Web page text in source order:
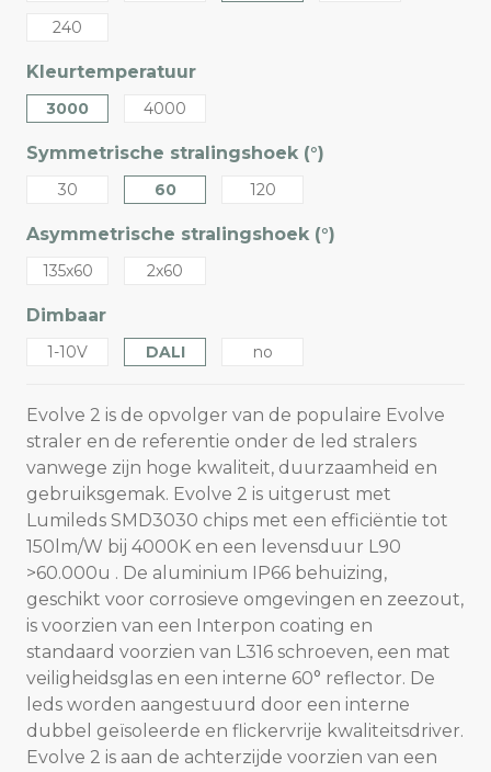
240
Kleurtemperatuur
3000 4000
Symmetrische stralingshoek (°)
30 60 120
Asymmetrische stralingshoek (°)
135x60 2x60
Dimbaar
1-10V DALI no
Evolve 2 is de opvolger van de populaire Evolve
straler en de referentie onder de led stralers
vanwege zijn hoge kwaliteit, duurzaamheid en
gebruiksgemak. Evolve 2 is uitgerust met
Lumileds SMD3030 chips met een efficiëntie tot
150lm/W bij 4000K en een levensduur L90
>60.000u . De aluminium IP66 behuizing,
geschikt voor corrosieve omgevingen en zeezout,
is voorzien van een Interpon coating en
standaard voorzien van L316 schroeven, een mat
veiligheidsglas en een interne 60° reflector. De
leds worden aangestuurd door een interne
dubbel geïsoleerde en flickervrije kwaliteitsdriver.
Evolve 2 is aan de achterzijde voorzien van een